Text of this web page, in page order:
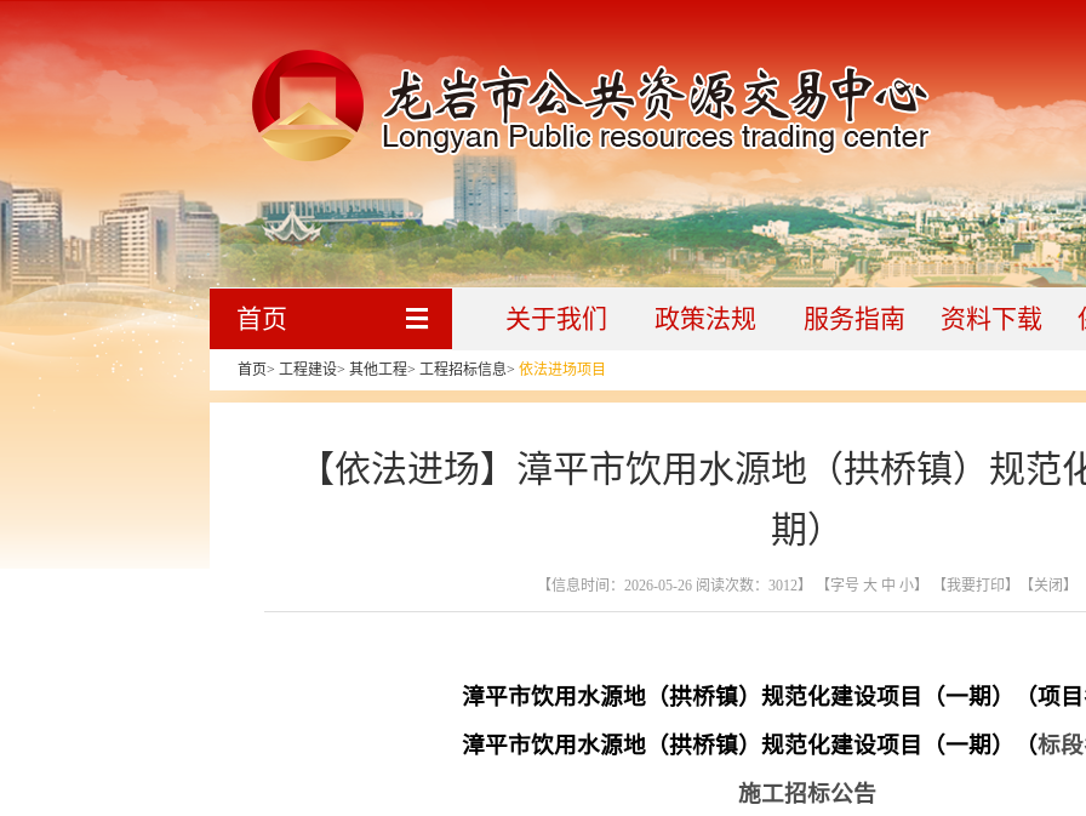
首页 关于我们 政策法规 服务指南 资料下载
首页> 工程建设> 其他工程> 工程招标信息> 依法进场项目
【依法进场】漳平市饮用水源地（拱桥镇）规范
期）
【信息时间：2026-05-26 阅读次数： 3012】 【字号 大 中 小】 【我要打印】 【关闭】
漳平市饮用水源地（拱桥镇）规范化建设项目（一期） （项目
漳平市饮用水源地（拱桥镇）规范化建设项目（一期）
（标段
施工招标公告